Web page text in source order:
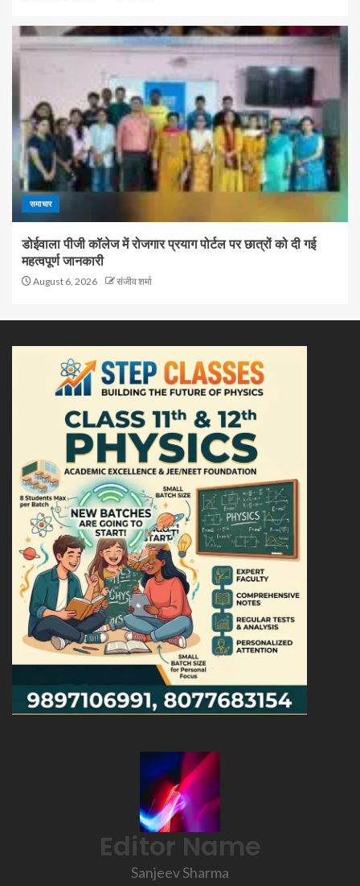
समाचार
डोईवाला पीजी कॉलेज में रोजगार प्रयाग पोर्टल पर छात्रों को दी गई
महत्वपूर्ण जानकारी
August 6, 2026 संजीव शर्मा
Editor Name
Sanjeev Sharma